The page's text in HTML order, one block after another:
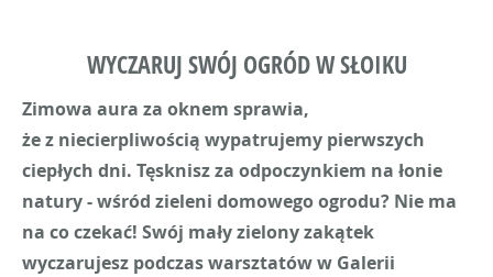
WYCZARUJ SWÓJ OGRÓD W SŁOIKU
Zimowa aura za oknem sprawia,
że z niecierpliwością wypatrujemy pierwszych
ciepłych dni. Tęsknisz za odpoczynkiem na łonie
natury - wśród zieleni domowego ogrodu? Nie ma
na co czekać! Swój mały zielony zakątek
wyczarujesz podczas warsztatów w Galerii